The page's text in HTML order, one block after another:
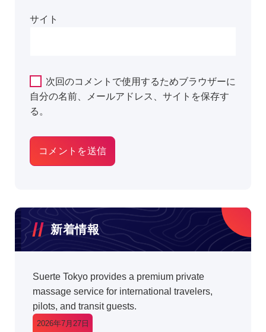
サイト
次回のコメントで使用するためブラウザーに
自分の名前、メールアドレス、サイトを保存す
る。
新着情報
Suerte Tokyo provides a premium private
massage service for international travelers,
pilots, and transit guests.
2026年7月27日